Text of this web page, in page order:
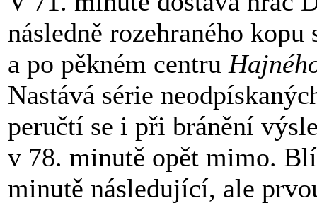
následně rozehraného
a po pěkném centru
Nastává série
peručtí se i při bránění
v 78. minutě opět mimo.
minutě následující, ale